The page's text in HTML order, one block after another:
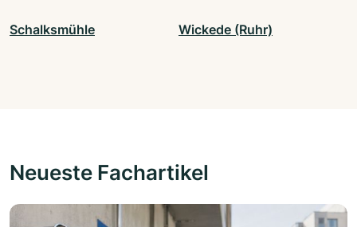
Schalksmühle Wickede (Ruhr)
Neueste Fachartikel